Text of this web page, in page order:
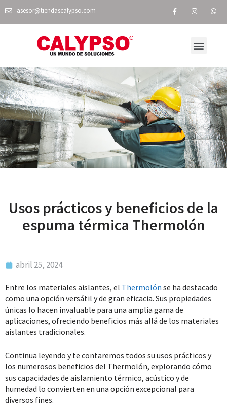
asesor@tiendascalypso.com
Usos prácticos y beneficios de la
espuma térmica Thermolón
abril 25, 2024
Entre los materiales aislantes, el Thermolón se ha destacado
como una opción versátil y de gran eficacia. Sus propiedades
únicas lo hacen invaluable para una amplia gama de
aplicaciones, ofreciendo beneficios más allá de los materiales
aislantes tradicionales.
Continua leyendo y te contaremos todos su usos prácticos y
los numerosos beneficios del Thermolón, explorando cómo
sus capacidades de aislamiento térmico, acústico y de
humedad lo convierten en una opción excepcional para
diversos fines.